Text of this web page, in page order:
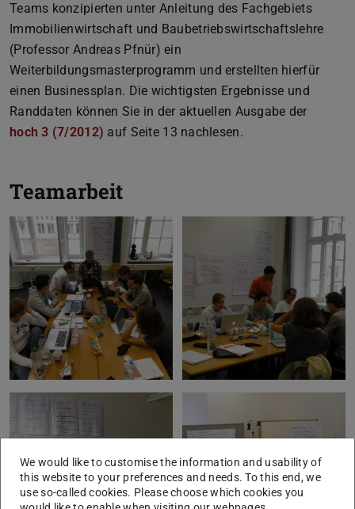
Teams konzipierten unter Anleitung des Fachgebiets
Immobilienwirtschaft und Baubetriebswirtschaftslehre
(Professor Andreas Pfnür) ein
Weiterbildungsmasterprogramm und erstellten hierfür
einen Businessplan. Die wichtigsten Ergebnisse und
Randdaten können Sie in der aktuellen Ausgabe der
hoch 3 (7/2012) (PDF file)
(opens in new tab)
auf Seite 13 nachlesen.
Teamarbeit
We would like to customise the information and usability of
this website to your preferences and needs. To this end, we
use so-called cookies. Please choose which cookies you